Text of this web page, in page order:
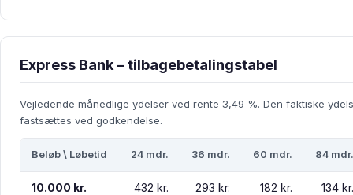
Express Bank – tilbagebetalingstabel
Vejledende månedlige ydelser ved rente 3,49 %. Den faktiske
fastsættes ved godkendelse.
Beløb \ Løbetid 24 mdr. 36 mdr. 60 mdr. 84 mdr.
10.000 kr. 432 kr. 293 kr. 182 kr. 134 kr.